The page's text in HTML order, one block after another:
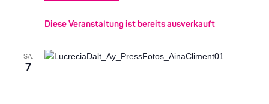
Diese Veranstaltung ist bereits ausverkauft
SA.
7